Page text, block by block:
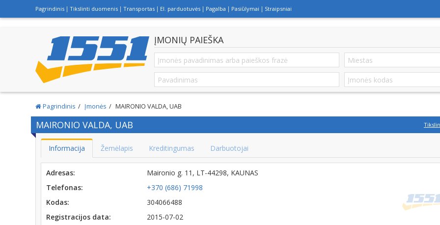
Pagrindinis Tikslinti duomenis Transportas El. parduotuvės Pagalba Pasiūlymai Straipsniai
ĮMONIŲ PAIEŠKA
Pagrindinis Įmonės MAIRONIO VALDA, UAB
MAIRONIO VALDA, UAB
Informacija Žemėlapis Kreditingumas Darbuotojai
Adresas:
Maironio g. 11, LT-44298, KAUNAS
Telefonas:
+370 (686) 71998
Kodas:
304066488
Registracijos data:
2015-07-02